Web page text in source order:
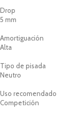
Drop
5 mm
Amortiguación
Alta
Tipo de pisada
Neutro
Uso recomendado
Competición